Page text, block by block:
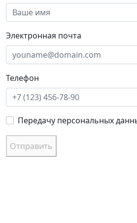
Электронная почта
Телефон
Передачу персональных
Отправить